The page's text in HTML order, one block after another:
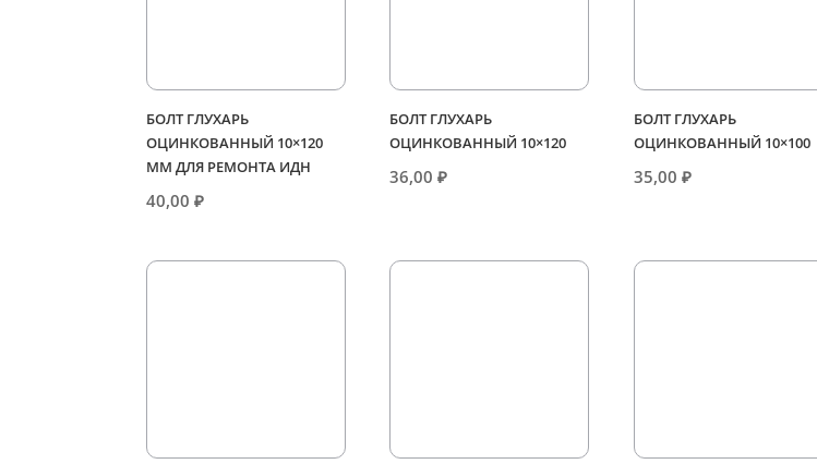
БОЛТ ГЛУХАРЬ
ОЦИНКОВАННЫЙ 10×120
ММ ДЛЯ РЕМОНТА ИДН
40,00₽
БОЛТ ГЛУХАРЬ
ОЦИНКОВАННЫЙ 10×120
36,00₽
БОЛТ ГЛУХАРЬ
ОЦИНКОВАННЫЙ 10×100
35,00 ₽